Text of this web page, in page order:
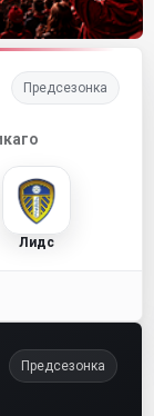
Предсезонка
Лидс
Предсезонка